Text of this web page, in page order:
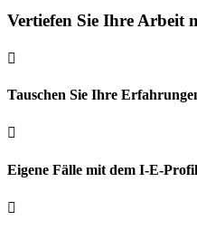
Vertiefen Sie Ihre Arbeit

Tauschen Sie Ihre

Eigene Fälle mit dem I-E-
